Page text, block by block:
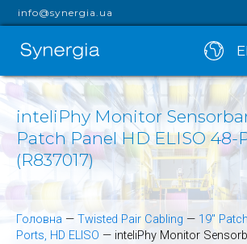
info@synergia.ua
inteliPhy Monitor Sensorbar
Patch Panel HD ELISO 48-
(R837017)
Головна — Twisted Pair Cabling — 19"
Ports, HD ELISO — inteliPhy Monitor